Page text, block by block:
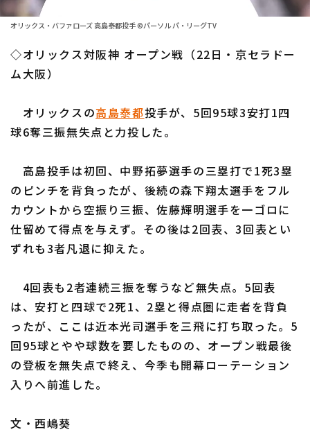
ファーム東地区
ファーム西地区
選手名鑑トップ
北海道日本ハムファイターズ
埼玉西武ライオンズ
オリックス・バファローズ
福岡ソフトバンクホークス
ニュース
設定
オリックス・バファローズ 高島泰都投手 ©パーソル パ・リーグTV
◇オリックス対阪神 オープン戦（22日・京セラドー
ム大阪）
オリックスの高島泰都投手が、5回95球3安打1四
球6奪三振無失点と力投した。
高島投手は初回、中野拓夢選手の三塁打で1死3塁
のピンチを背負ったが、後続の森下翔太選手をフル
カウントから空振り三振、佐藤輝明選手を一ゴロに
仕留めて得点を与えず。その後は2回表、3回表とい
ずれも3者凡退に抑えた。
4回表も2者連続三振を奪うなど無失点。5回表
は、安打と四球で2死1、2塁と得点圏に走者を背負
ったが、ここは近本光司選手を三飛に打ち取った。5
回95球とやや球数を要したものの、オープン戦最後
の登板を無失点で終え、今季も開幕ローテーション
入りへ前進した。
文・西嶋葵